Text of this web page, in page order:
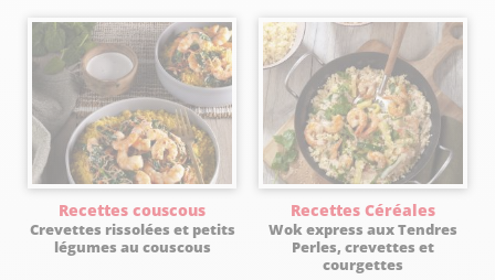
Recettes couscous
Crevettes rissolées et petits
légumes au couscous
Recettes Céréales
Wok express aux Tendres
Perles, crevettes et
courgettes